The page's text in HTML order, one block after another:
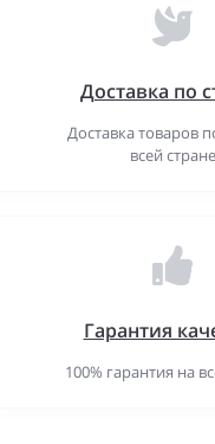
Доставка по
Доставка товаров
всей стране
Гарантия
100% гарантия на